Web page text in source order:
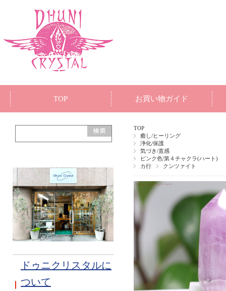
TOP お買い物ガイド
TOP
癒し/ヒーリング
浄化/保護
気づき/直感
ピンク色/第４チャクラ(ハート)
カ行
クンツァイト
ドゥニクリスタルに
ついて